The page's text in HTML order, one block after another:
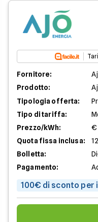
Fornitore:
Prodotto:
Tipologia offerta:
Tipo di tariffa:
Prezzo/kWh:
€
Quota fissa inclusa:
Bolletta:
Pagamento:
100€ di sconto per